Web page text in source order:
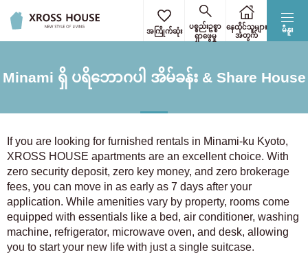
မီနူး
အကြိုက်ဆုံး
ပစ္စည်းဥစ္စာ
ရှာဖွေမှု
နေထိုင်သူများ
အတွက်
Minami ရှိ ပရိဘောဂပါ အိမ်ခန်း & Share House
If you are looking for furnished rentals in Minami-ku Kyoto,
XROSS HOUSE apartments are an excellent choice. With
zero security deposit, zero key money, and zero brokerage
fees, you can move in as early as 7 days after your
application. While amenities vary by property, rooms come
equipped with essentials like a bed, air conditioner, washing
machine, refrigerator, microwave oven, and desk, allowing
you to start your new life with just a single suitcase.
ဘူတာရုံ/လိုင်းကို ရွေးပါ။ ရှင်းပြတ်
ဘူတာရုံအားဖြင့်ရှာပါ။
ရထားလမ်းကြောင်းဖြင့်ရှာဖွေပါ။
ကန္တို အိုဆာကာ
အိုင်ချိ
ကျိုတို
နာရာ
ဟျိုဂို
ဖူကိုအာ
ဟော့ကိုင်းဒိုး
လိပ်စာကိုရွေးပါ။ ရှင်းပြတ်
ဟော့ကိုင်းဒိုး
ကန်တို
တိုကျို (1024)
ကာနာဂါဝါ (167)
လိပ်စာကိုရွေးပါ။ ရှင်းပြတ်
အလုပ်သွားချိန်/ကျောင်းတက်ချိန်ကို ရွေးပါ။ ရှင်းပြတ်
ကျေးဇူးပြု၍ ဝင်ပါ။
ဘူတာ 3 ခုအထိ သင်သတ်မှတ်နိုင်သည်။
လိုအပ်သောအချိန်
အသေးစိတ်အခြေအနေများကိုရွေးချယ်ပါ။ ရှင်းပြတ်
အခန်းရရှိနိုင်မည့်ရက်ကို မျှော်လင့်ထားသည်။
ဘူတာရုံမှလမ်းလျှောက်
ကန့်သတ်ချက်အောက် မ
ရှိပါ။
3 0 yen
3.5 0 yen
4 0 yen
4.5 0 yen
5 0 yen
5.5 0 yen
6 0 yen
အထက်ကန့်သတ်ချက် မ
ရှိပါ။
9 0 yen
8 0 yen
7 0 yen
6 0 yen
5.5 0 yen
5 0 yen
4.5 0 yen